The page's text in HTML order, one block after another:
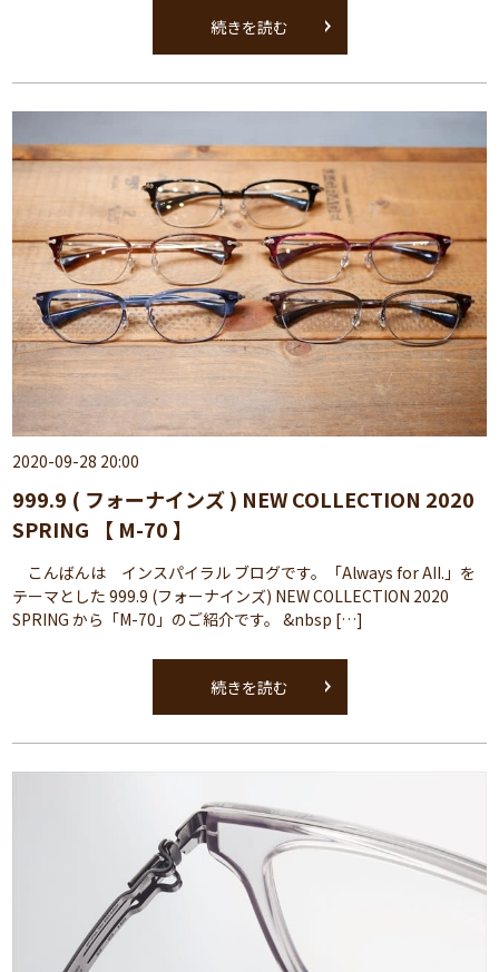
続きを読む
2020-09-28 20:00
999.9 ( フォーナインズ ) NEW COLLECTION 2020
SPRING 【 M-70 】
こんばんは インスパイラル ブログです。「Always for AII.」を
テーマとした 999.9 (フォーナインズ) NEW COLLECTION 2020
SPRING から「M-70」のご紹介です。 &nbsp […]
続きを読む